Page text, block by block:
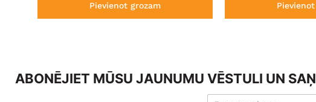
Pievienot grozam
ABONĒJIET MŪSU JAUNUMU VĒSTULI UN